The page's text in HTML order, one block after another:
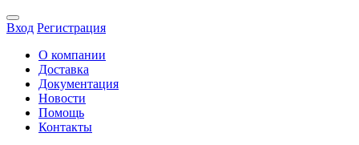
Вход Регистрация
О компании
Доставка
Документация
Новости
Помощь
Контакты